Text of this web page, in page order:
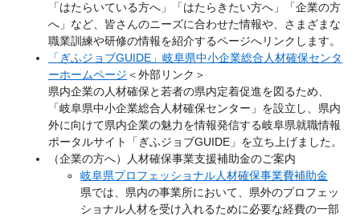
「はたらいている方へ」「はたらきたい方へ」「企業の方
へ」など、皆さんのニーズに合わせた情報や、さまざまな
職業訓練や研修の情報を紹介するページへリンクします。
「ぎふジョブGUIDE」岐阜県中小企業総合人材確保センタ
ーホームページ ＜外部リンク＞
県内企業の人材確保と若者の県内定着促進を図るため、
「岐阜県中小企業総合人材確保センター」を設立し、県内
外に向けて県内企業の魅力を情報発信する岐阜県就職情報
ポータルサイト「ぎふジョブGUIDE」を立ち上げました。
（企業の方へ）人材確保事業支援補助金のご案内
岐阜県プロフェッショナル人材確保事業費補助金
県では、県内の事業所において、県外のプロフェッ
ショナル人材を受け入れるために必要な経費の一部